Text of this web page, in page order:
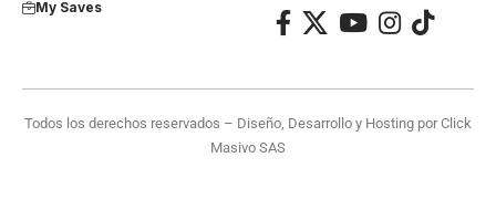
My Saves
Todos los derechos reservados – Diseño, Desarrollo y Hosting porClick
Masivo SAS